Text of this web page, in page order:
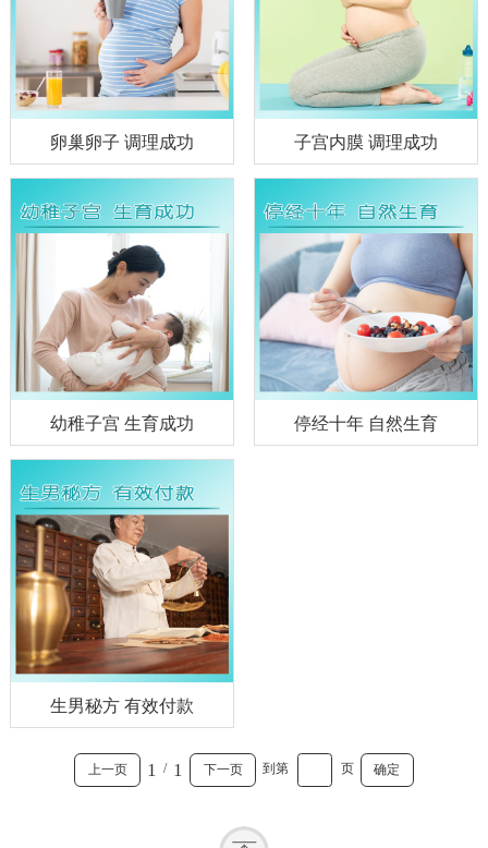
卵巢卵子 调理成功 子宫内膜 调理成功
幼稚子宫 生育成功 停经十年 自然生育
生男秘方 有效付款
上一页 1 / 1 下一页 到第 页 确定